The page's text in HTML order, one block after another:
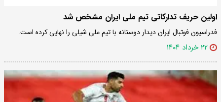
اولین حریف تدارکاتی تیم ملی ایران مشخص شد
فدراسیون فوتبال ایران دیدار دوستانه با تیم ملی شیلی را نهایی کرده است.
۲۲ خرداد ۱۴۰۴